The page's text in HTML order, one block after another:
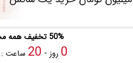
50% تخفیف همه محصولات ویژه تابستان
0 روز - 20 ساعت :